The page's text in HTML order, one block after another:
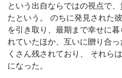
という出自ならではの視点で
たという。 のちに発見された
を引き取り、最期まで幸せに
れていたほか、互いに贈り合
くさん残されており、 それら
になった。